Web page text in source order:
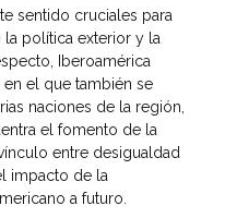
sentido cruciales para
política exterior y la
Iberoamérica
el que también se
naciones de la región,
el fomento de la
entre desigualdad
impacto de la
a futuro.